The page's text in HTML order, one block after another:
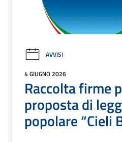
AVVISI
4 GIUGNO 2026
Raccolta firme
proposta di
popolare “Cieli